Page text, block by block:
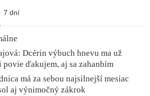
7 dní
Dcérin výbuch hnevu ma už
ďakujem, aj sa zahanbím
má za sebou najsilnejší mesiac
aj výnimočný zákrok